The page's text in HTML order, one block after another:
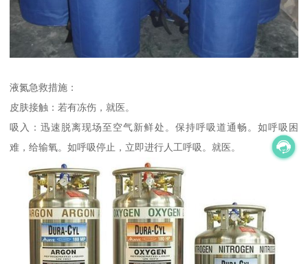
液氮急救措施：
皮肤接触：若有冻伤，就医。
吸入：迅速脱离现场至空气新鲜处。保持呼吸道通畅。如呼吸困
难，给输氧。如呼吸停止，立即进行人工呼吸。就医。